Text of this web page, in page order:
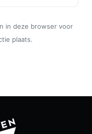
in deze browser voor
plaats.